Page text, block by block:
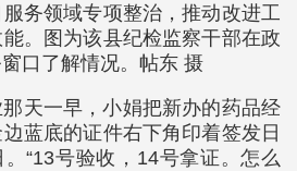
务领域专项整治，推动改进工
。图为该县纪检监察干部在政
口了解情况。帖东 摄
天一早，小娟把新办的药品经
蓝底的证件右下角印着签发日
“13号验收，14号拿证。怎么